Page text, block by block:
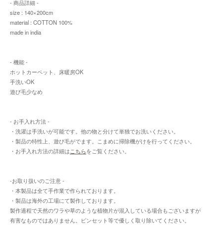
- 商品詳細 -
size : 140×200cm
material : COTTON 100%
made in india
- 機能 -
ホットカーペット、床暖房OK
手洗いOK
遊び毛少なめ
- お手入れ方法 -
・洗濯は手洗いが可能です。他の物と分けて単独でお洗いください。
・製品の特性上、遊び毛がでます。こまめに掃除機がけを行ってください。
・お手入れ方法の詳細はこちらをご覧ください。
-お取り扱いのご注意 -
・本製品は全て手作業で作られております。
・製品は海外の工場にて製作しております。
製作過程で天然のワラや草のような植物片が混入している場合もございますが
有害なものではありません。ピンセット等で優しく取り除いてください。